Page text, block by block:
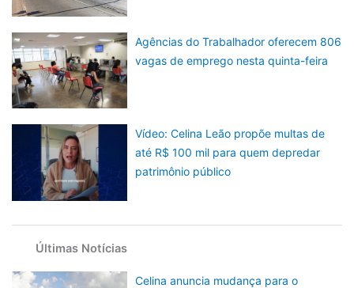
Agências do Trabalhador oferecem 806
vagas de emprego nesta quinta-feira
Vídeo: Celina Leão propõe multas de
até R$ 100 mil para quem depredar
patrimônio público
Últimas Notícias
Celina anuncia mudança para o